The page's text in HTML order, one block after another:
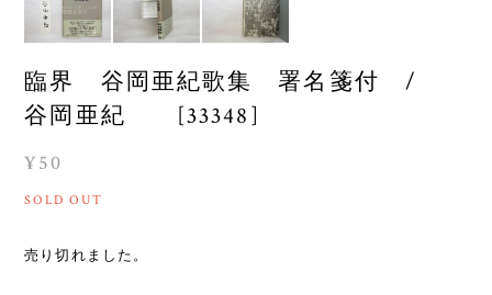
臨界 谷岡亜紀歌集 署名箋付 /
谷岡亜紀 [33348]
¥50
SOLD OUT
売り切れました。